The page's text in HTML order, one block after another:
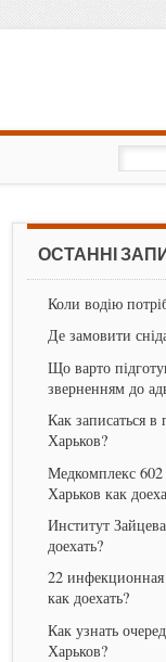
ОСТАННІ
Коли водію
Де замовити
Що варто
зверненням до
Как записаться
Харьков?
Медкомплекс
Харьков как
Институт
доехать?
22
как доехать?
Как узнать
Харьков?